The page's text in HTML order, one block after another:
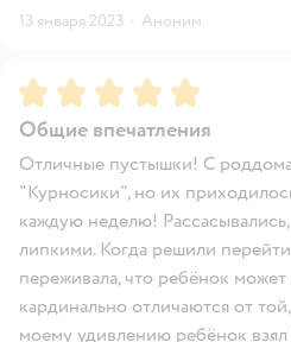
13 января 2023 · Аноним
Рейтинг:5
Общие впечатления
Отличные пустышки! С
"Курносики", но их
каждую неделю!
липкими. Когда решили
переживала, что ребёнок может
кардинально отличаются от
моему удивлению ребёнок